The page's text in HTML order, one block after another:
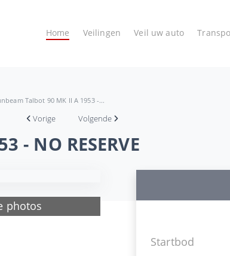
Home Veilingen Veil uw auto
Talbot 90 MK II A 1953 -...
Vorige Volgende
- NO RESERVE
photos
Startbod